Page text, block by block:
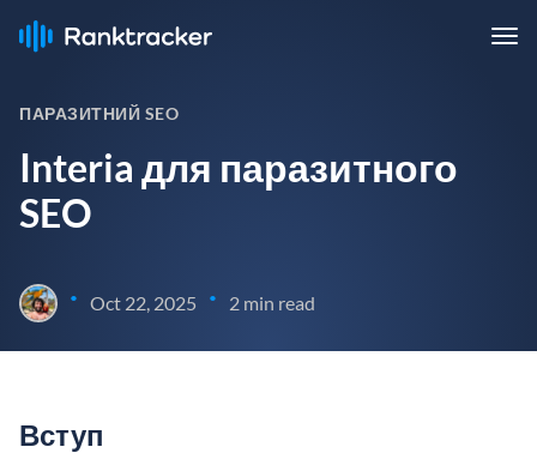
ПАРАЗИТНИЙ SEO
Interia для паразитного
SEO
• Oct 22, 2025 • 2 min read
Вступ